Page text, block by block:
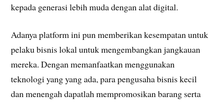
kepada generasi lebih muda dengan alat digital.
Adanya platform ini pun memberikan kesempatan untuk
pelaku bisnis lokal untuk mengembangkan jangkauan
mereka. Dengan memanfaatkan menggunakan
teknologi yang yang ada, para pengusaha bisnis kecil
dan menengah dapatlah mempromosikan barang serta